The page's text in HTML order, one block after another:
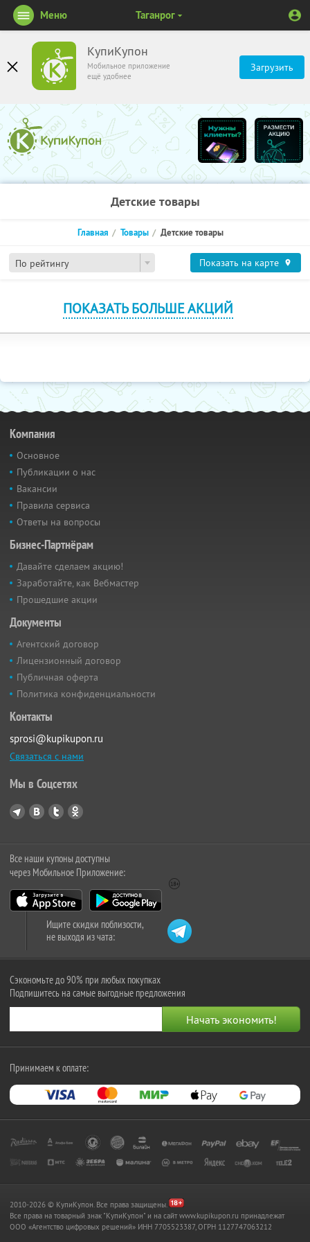
КупиКупон
Мобильное приложение
ещё удобнее
Загрузить
Меню Таганрог
Детские товары
По рейтингу
Главная Товары Детские товары
Показать на карте
ПОКАЗАТЬ БОЛЬШЕ АКЦИЙ
Компания
Основное
Публикации о нас
Вакансии
Правила сервиса
Ответы на вопросы
Бизнес-Партнёрам
Давайте сделаем акцию!
Заработайте, как Вебмастер
Прошедшие акции
Документы
Агентский договор
Лицензионный договор
Публичная оферта
Политика конфиденциальности
Контакты
sprosi@kupikupon.ru
Связаться с нами
Мы в Соцсетях
Все наши купоны доступны
через Мобильное Приложение:
Ищите скидки поблизости,
не выходя из чата:
Сэкономьте до 90% при любых покупках
Подпишитесь на самые выгодные предложения
Принимаем к оплате:
2010-2026 © КупиКупон. Все права защищены.
Все права на товарный знак "КупиКупон" и на сайт www.kupikupon.ru принадлежат
OOO «Агентство цифровых решений» ИНН 7705523387, ОГРН 1127747063212